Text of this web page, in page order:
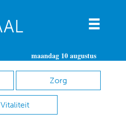
maandag 10 augustus
Zorg
Vitaliteit